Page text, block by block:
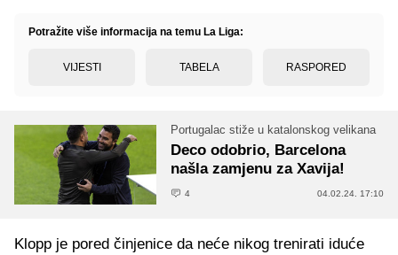
Potražite više informacija na temu La Liga:
VIJESTI TABELA RASPORED
Portugalac stiže u katalonskog velikana
Deco odobrio, Barcelona
našla zamjenu za Xavija!
4 04.02.24. 17:10
Klopp je pored činjenice da neće nikog trenirati iduće